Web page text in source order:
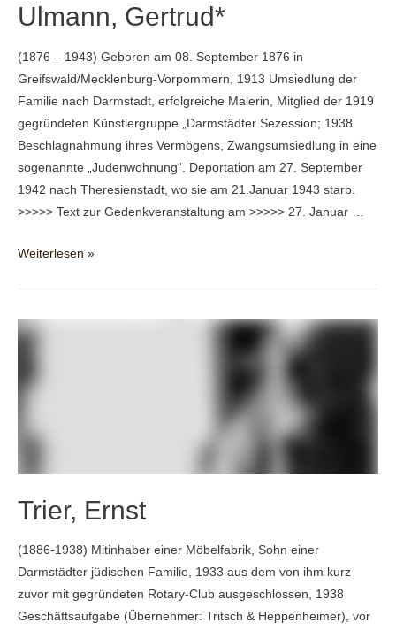
Ulmann, Gertrud*
(1876 – 1943) Geboren am 08. September 1876 in
Greifswald/Mecklenburg-Vorpommern, 1913 Umsiedlung der
Familie nach Darmstadt, erfolgreiche Malerin, Mitglied der 1919
gegründeten Künstlergruppe „Darmstädter Sezession; 1938
Beschlagnahmung ihres Vermögens, Zwangsumsiedlung in eine
sogenannte „Judenwohnung“. Deportation am 27. September
1942 nach Theresienstadt, wo sie am 21.Januar 1943 starb.
>>>>> Text zur Gedenkveranstaltung am >>>>> 27. Januar …
Ulmann,
Weiterlesen »
Trier, Ernst
(1886-1938) Mitinhaber einer Möbelfabrik, Sohn einer
Darmstädter jüdischen Familie, 1933 aus dem von ihm kurz
zuvor mit gegründeten Rotary-Club ausgeschlossen, 1938
Geschäftsaufgabe (Übernehmer: Tritsch & Heppenheimer), vor